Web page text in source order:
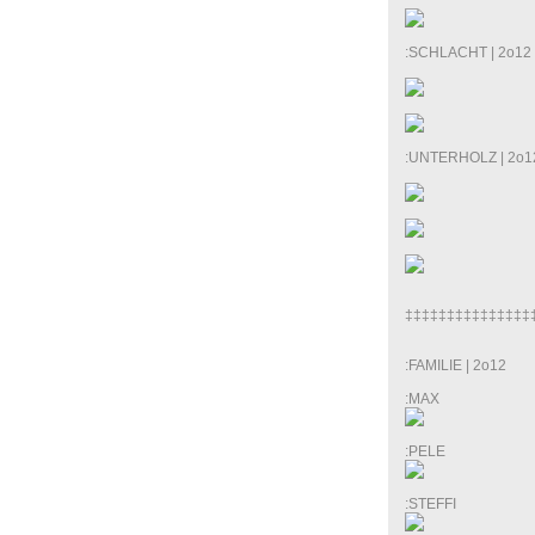
:SCHLACHT | 2o12
:UNTERHOLZ |
:FAMILIE | 2o12
:MAX
:PELE
:STEFFI